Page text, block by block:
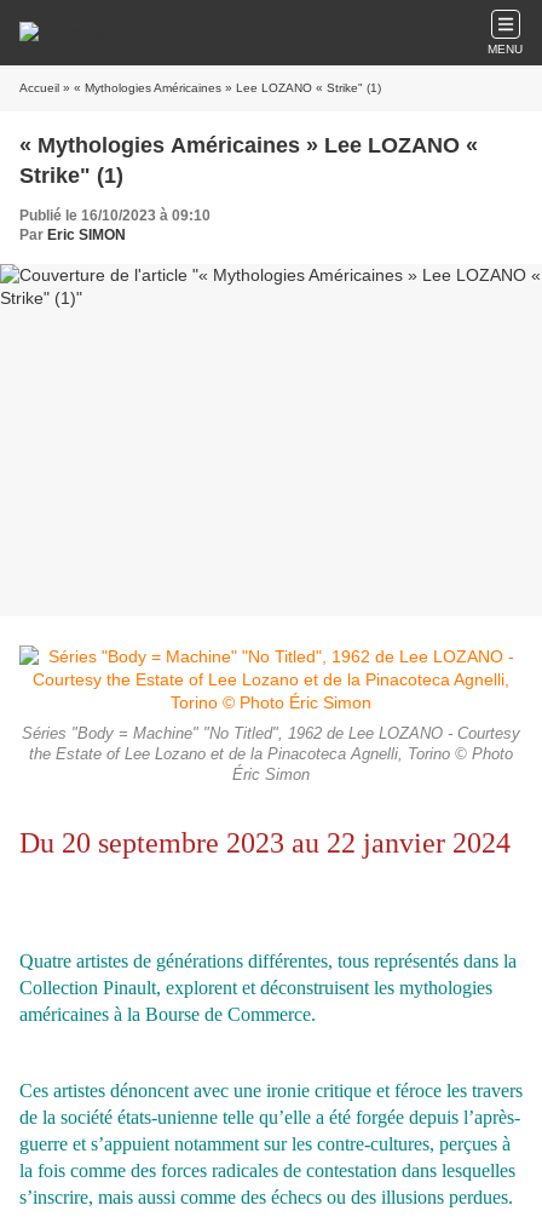
MENU
Accueil » « Mythologies Américaines » Lee LOZANO « Strike" (1)
« Mythologies Américaines » Lee LOZANO «
Strike" (1)
Publié le 16/10/2023 à 09:10
Par Eric SIMON
Séries "Body = Machine" "No Titled", 1962 de Lee LOZANO - Courtesy
the Estate of Lee Lozano et de la Pinacoteca Agnelli, Torino © Photo
Éric Simon
Du 20 septembre 2023 au 22 janvier 2024
Quatre artistes de générations différentes, tous représentés dans la
Collection Pinault, explorent et déconstruisent les mythologies
américaines à la Bourse de Commerce.
Ces artistes dénoncent avec une ironie critique et féroce les travers
de la société états-unienne telle qu’elle a été forgée depuis l’après-
guerre et s’appuient notamment sur les contre-cultures, perçues à
la fois comme des forces radicales de contestation dans lesquelles
s’inscrire, mais aussi comme des échecs ou des illusions perdues.